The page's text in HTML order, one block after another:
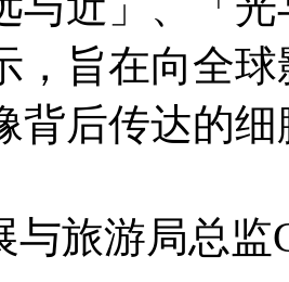
，旨在向全
背后传达的
与旅游局总监